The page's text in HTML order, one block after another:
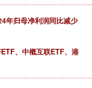
年归母净利润同比减少
、中概互联ETF、港